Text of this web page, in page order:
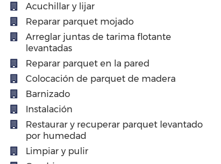
Acuchillar y lijar
Reparar parquet mojado
Arreglar juntas de tarima flotante
levantadas
Reparar parquet en la pared
Colocación de parquet de madera
Barnizado
Instalación
Restaurar y recuperar parquet levantado
por humedad
Limpiar y pulir